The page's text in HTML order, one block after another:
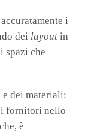
i
dei layout in
spazi che
dei materiali:
fornitori nello
è